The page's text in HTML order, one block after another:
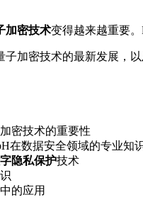
加密技术变得越来越重要。
加密技术的最新发展，
密技术的重要性
在数据安全领域的专业知
隐私保护技术
的应用